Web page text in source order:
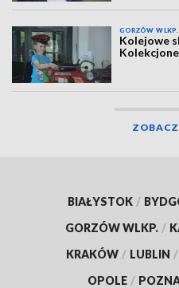
GORZÓW WLKP.
Kolejowe
ZOBACZ
BIAŁYSTOK /
GORZÓW WLKP. /
KRAKÓW / LUBLIN /
OPOLE /